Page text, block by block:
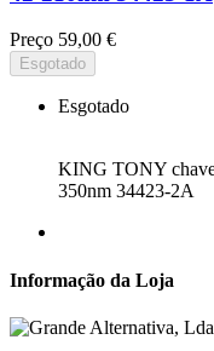
Preço 59,00 €
Esgotado
Esgotado
KING TONY
350nm 34423-2A
Informação da Loja